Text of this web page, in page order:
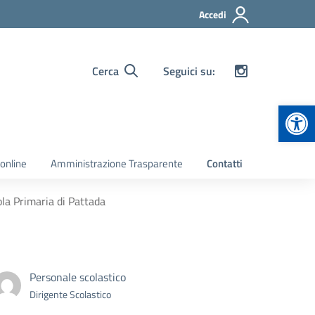
Accedi
Cerca Seguici su:
Amministrazione Trasparente Contatti
Primaria di Pattada
Personale scolastico
Dirigente Scolastico